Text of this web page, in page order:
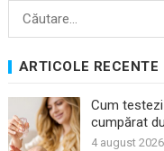
Caută
ARTICOLE RECENTE
Cum
cumpărat
4 august 2026